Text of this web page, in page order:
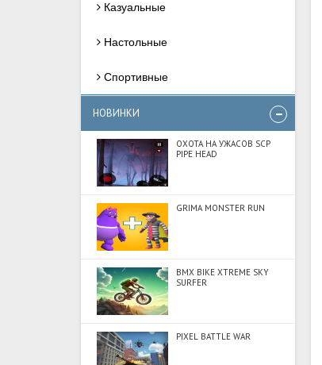
Казуальные
Настольные
Спортивные
НОВИНКИ
ОХОТА НА УЖАСОВ SCP
PIPE HEAD
GRIMA MONSTER RUN
BMX BIKE XTREME SKY
SURFER
PIXEL BATTLE WAR